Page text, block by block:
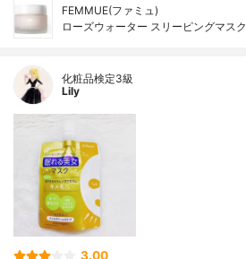
FEMMUE(ファミュ)
ローズウォーター スリーピングマスク
化粧品検定3級
Lily
3.00